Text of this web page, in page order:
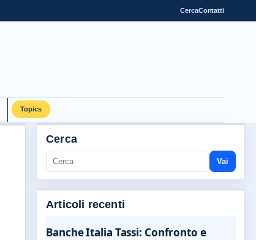
CercaContatti
Topics
Cerca
Vai
Articoli recenti
Banche Italia Tassi: Confronto e